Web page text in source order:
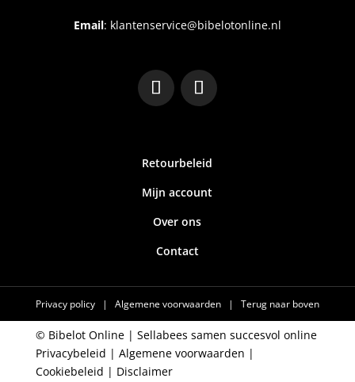
Email: klantenservice@bibelotonline.nl
Retourbeleid
Mijn account
Over ons
Contact
Privacy policy | Algemene voorwaarden | Terug naar boven
© Bibelot Online | Sellabees samen succesvol online
Privacybeleid | Algemene voorwaarden |
Cookiebeleid | Disclaimer